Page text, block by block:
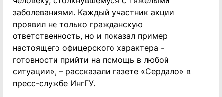
заболеваниями. Каждый участник акции
проявил не только гражданскую
ответственность, но и показал пример
настоящего офицерского характера -
готовности прийти на помощь в любой
ситуации», – рассказали газете «Сердало» в
пресс-службе ИнгГУ.